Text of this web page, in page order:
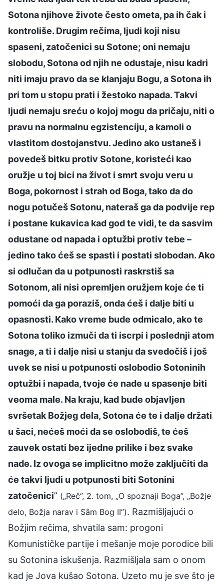
Sotona njihove živote često ometa, pa ih čak i
kontroliše. Drugim rečima, ljudi koji nisu
spaseni, zatočenici su Sotone; oni nemaju
slobodu, Sotona od njih ne odustaje, nisu kadri
niti imaju pravo da se klanjaju Bogu, a Sotona ih
pri tom u stopu prati i žestoko napada. Takvi
ljudi nemaju sreću o kojoj mogu da pričaju, niti o
pravu na normalnu egzistenciju, a kamoli o
vlastitom dostojanstvu. Jedino ako ustaneš i
povedeš bitku protiv Sotone, koristeći kao
oružje u toj bici na život i smrt svoju veru u
Boga, pokornost i strah od Boga, tako da do
nogu potučeš Sotonu, nateraš ga da podvije rep
i postane kukavica kad god te vidi, te da sasvim
odustane od napada i optužbi protiv tebe –
jedino tako ćeš se spasti i postati slobodan. Ako
si odlučan da u potpunosti raskrstiš sa
Sotonom, ali nisi opremljen oružjem koje će ti
pomoći da ga poraziš, onda ćeš i dalje biti u
opasnosti. Kako vreme bude odmicalo, ako te
Sotona toliko izmuči da ti iscrpi i poslednji atom
snage, a ti i dalje nisi u stanju da svedočiš i još
uvek se nisi u potpunosti oslobodio Sotoninih
optužbi i napada, tvoje će nade u spasenje biti
veoma male. Na kraju, kad bude objavljen
svršetak Božjeg dela, Sotona će te i dalje držati
u šaci, nećeš moći da se oslobodiš, te ćeš
zauvek ostati bez ijedne prilike i bez svake
nade. Iz ovoga se implicitno može zaključiti da
će takvi ljudi u potpunosti biti Sotonini
zatočenici” („Reč”, 2. tom, „O spoznaji Boga”, „Božje
delo, Božja narav i Sȃm Bog II”). Razmišljajući o
Božjim rečima, shvatila sam: progoni
Komunističke partije i mešanje moje porodice bili
su Sotonina iskušenja. Razmišljala sam o onom
kad je Jova kušao Sotona. Uzeto mu je sve što je